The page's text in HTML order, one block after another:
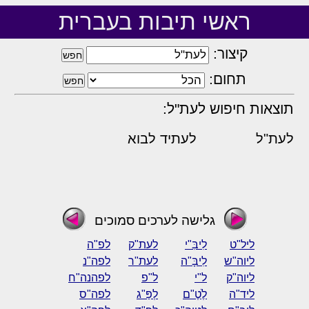
ראשי תיבות בעברית
קיצור:
תחום:
תוצאות חיפוש לעת"ל:
לעת"ל לעתיד לבוא
גלישה לערכים סמוכים
ליל"ט לִיבִּ"י לעת"ק
לפ"ה
ליוה"ש
לִיבָּ"ה לעת"ר
לפה"נ
ליוה"ק
ל"י ל"פ
לפהנה"ח
ליד"ה
לֶֹטֶ"ם לְפַּ"ג
לפה"ס